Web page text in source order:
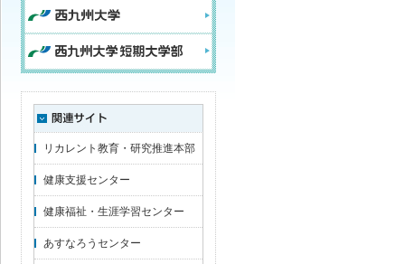
リカレント教育・研究推進本部
健康支援センター
健康福祉・生涯学習センター
あすなろうセンター